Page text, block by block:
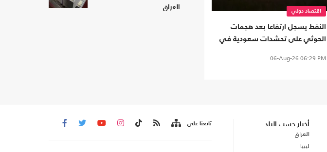
اقتصاد دولي
النفط يسجل ارتفاعا بعد هجمات
الحوثي على تحشدات سعودية في
06-Aug-26 06:29 PM
العراق
أخبار حسب البلد
العراق
ليبيا
تابعنا على